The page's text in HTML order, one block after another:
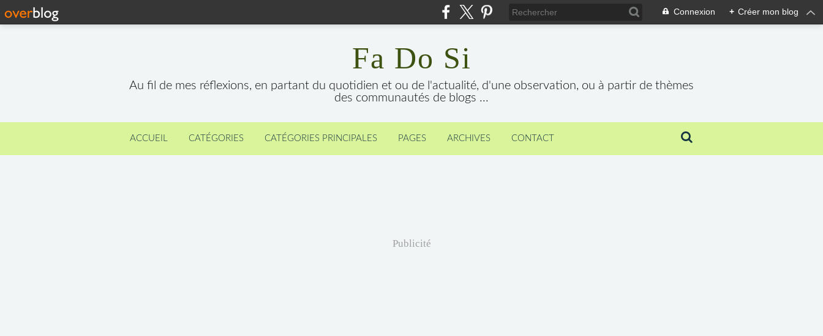
Connexion + Créer mon blog
Fa Do Si
Au fil de mes réflexions, en partant du quotidien et ou de l'actualité, d'une observation, ou à partir de thèmes
des communautés de blogs ...
ACCUEIL CATÉGORIES CATÉGORIES PRINCIPALES PAGES ARCHIVES CONTACT
Publicité